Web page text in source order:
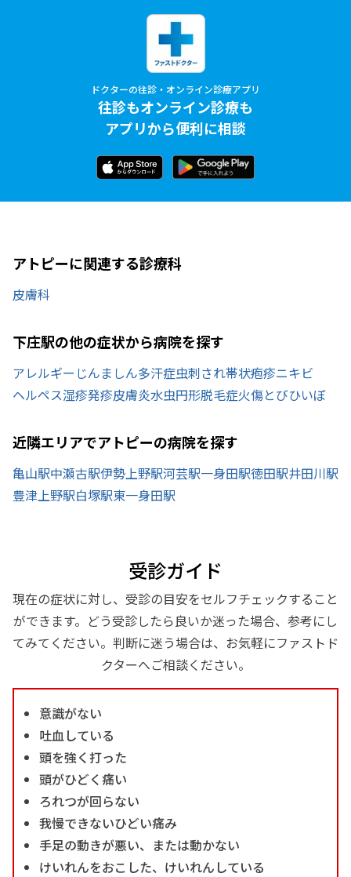
ドクターの往診・オンライン診療アプリ
往診もオンライン診療も
アプリから便利に相談
アトピーに関連する診療科
皮膚科
下庄駅の他の症状から病院を探す
アレルギー じんましん多汗症虫刺され帯状疱疹ニキビ
ヘルペス湿疹発疹皮膚炎水虫円形脱毛症火傷とびひいぼ
近隣エリアでアトピーの病院を探す
亀山駅中瀬古駅伊勢上野駅河芸駅一身田駅徳田駅井田川駅
豊津上野駅白塚駅東一身田駅
受診ガイド
現在の症状に対し、受診の目安をセルフチェックすること
ができます。どう受診したら良いか迷った場合、参考にし
てみてください。判断に迷う場合は、お気軽にファストド
クターへご相談ください。
意識がない
吐血している
頭を強く打った
頭がひどく痛い
ろれつが回らない
我慢できないひどい痛み
手足の動きが悪い、または動かない
けいれんをおこした、けいれんしている